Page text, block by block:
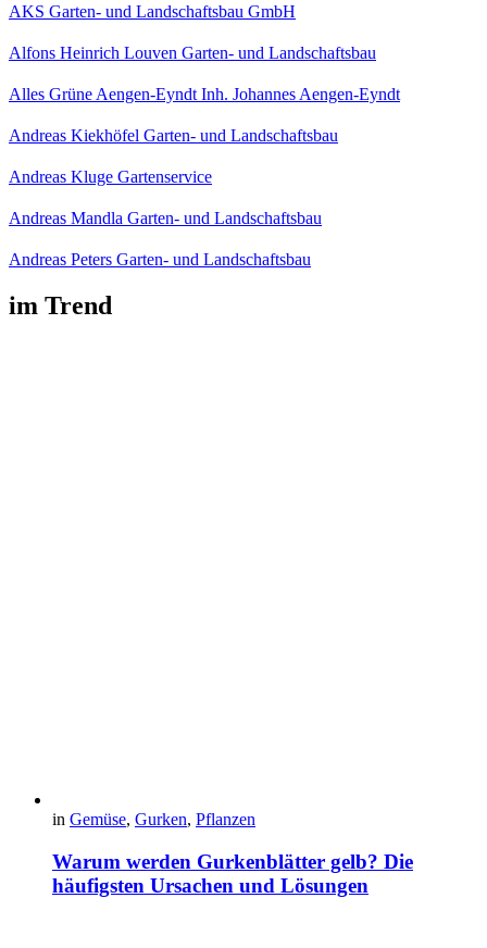
AKS Garten- und Landschaftsbau GmbH
Alfons Heinrich Louven Garten- und Landschaftsbau
Alles Grüne Aengen-Eyndt Inh. Johannes Aengen-Eyndt
Andreas Kiekhöfel Garten- und Landschaftsbau
Andreas Kluge Gartenservice
Andreas Mandla Garten- und Landschaftsbau
Andreas Peters Garten- und Landschaftsbau
im Trend
in Gemüse, Gurken, Pflanzen
Warum werden Gurkenblätter gelb? Die
häufigsten Ursachen und Lösungen